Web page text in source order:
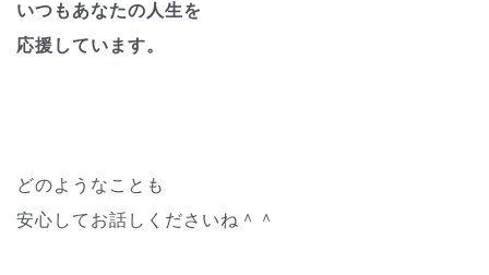
いつもあなたの人生を
応援しています。
どのようなことも
安心してお話しくださいね＾＾